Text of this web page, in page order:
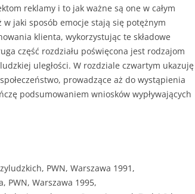
reklamy i to jak ważne są one w całym
jaki sposób emocje stają się potężnym
klienta, wykorzystując te składowe
część rozdziału poświęcona jest rodzajom
uległości. W rozdziale czwartym ukazuję
prowadzące aż do wystąpienia
podsumowaniem wniosków wypływających
PWN, Warszawa 1991,
PWN, Warszawa 1995,